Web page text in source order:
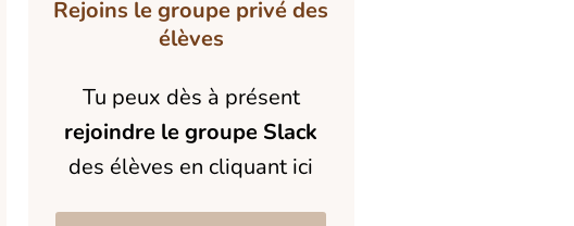
Rejoins le groupe privé des
élèves
Tu peux dès à présent
rejoindre le groupe Slack
des élèves en cliquant ici